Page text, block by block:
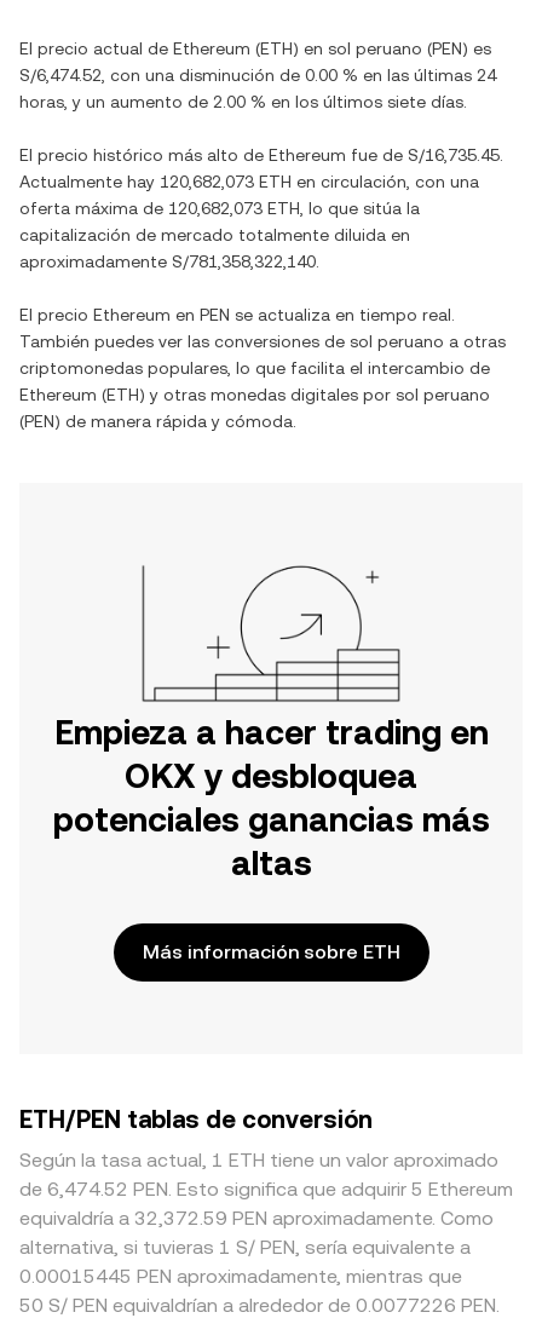
El precio actual de Ethereum (ETH) en sol peruano (PEN) es
S/6,474.52 , con una disminución de 0.00 % en las últimas 24
horas, y un aumento de 2.00 % en los últimos siete días.
El precio histórico más alto de Ethereum fue de S/16,735.45
Actualmente hay 120,682,073 ETH en circulación, con una
oferta máxima de 120,682,073 ETH , lo que sitúa la
capitalización de mercado totalmente diluida en
aproximadamente S/781,358,322,140
El precio Ethereum en PEN se actualiza en tiempo real.
También puedes ver las conversiones de sol peruano a otras
criptomonedas populares, lo que facilita el intercambio de
Ethereum (ETH) y otras monedas digitales por sol peruano
(PEN) de manera rápida y cómoda.
Empieza a hacer trading en
OKX y desbloquea
potenciales ganancias más
altas
Más información sobre ETH
ETH/PEN tablas de conversión
Según la tasa actual, 1 ETH tiene un valor aproximado
de 6,474.52 PEN. Esto significa que adquirir 5 Ethereum
equivaldría a 32,372.59 PEN aproximadamente. Como
alternativa, si tuvieras 1 S/ PEN, sería equivalente a
0.00015445 PEN aproximadamente, mientras que
50 S/ PEN equivaldrían a alrededor de 0.0077226 PEN.